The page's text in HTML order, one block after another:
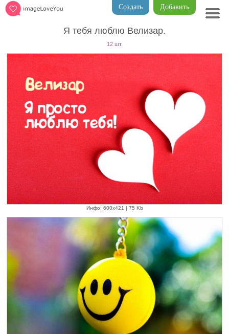
Добавить
Создать
Я тебя люблю Велизар.
12 шт.
Инфо: 600х421 | 75 Kb